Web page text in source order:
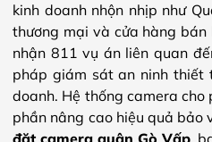
kinh doanh nhộn nhịp như
thương mại và cửa hàng
nhận 811 vụ án liên quan
pháp giám sát an ninh thiết
doanh. Hệ thống camera
phần nâng cao hiệu quả
đặt camera quận Gò Vấp,